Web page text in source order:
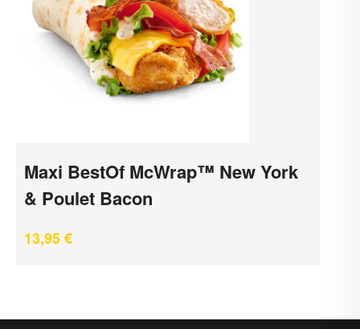
Maxi BestOf McWrap™ New York
& Poulet Bacon
13,95€